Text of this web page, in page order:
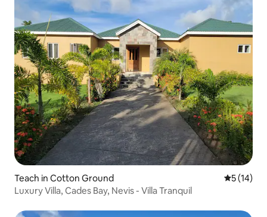
Teach in Cotton Ground
5 (14)
Luxury Villa, Cades Bay, Nevis - Villa Tranquil